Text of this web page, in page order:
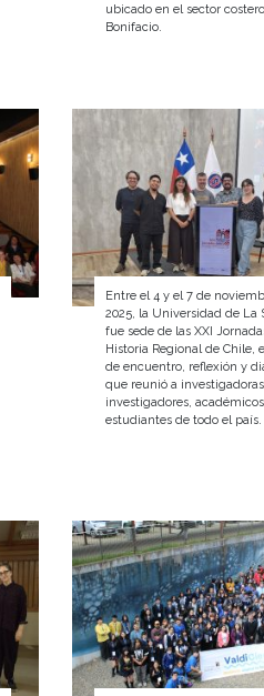
ubicado en el sector
Bonifacio.
Entre el 4 y el 7 de
2025, la Universidad de La
fue sede de las XXI
Historia Regional de Chile,
de encuentro, reflexión y
que reunió a
investigadores,
estudiantes de todo el país.